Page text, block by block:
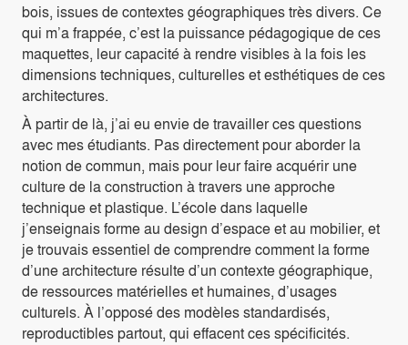
bois, issues de contextes géographiques très divers. Ce
qui m’a frappée, c’est la puissance pédagogique de ces
maquettes, leur capacité à rendre visibles à la fois les
dimensions techniques, culturelles et esthétiques de ces
architectures.
À partir de là, j’ai eu envie de travailler ces questions
avec mes étudiants. Pas directement pour aborder la
notion de commun, mais pour leur faire acquérir une
culture de la construction à travers une approche
technique et plastique. L’école dans laquelle
j’enseignais forme au design d’espace et au mobilier, et
je trouvais essentiel de comprendre comment la forme
d’une architecture résulte d’un contexte géographique,
de ressources matérielles et humaines, d’usages
culturels. À l’opposé des modèles standardisés,
reproductibles partout, qui effacent ces spécificités.